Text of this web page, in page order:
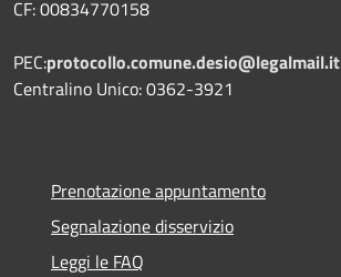
CF: 00834770158
PEC:protocollo.comune.desio@legalmail.it
Centralino Unico: 0362-3921
Prenotazione appuntamento
Segnalazione disservizio
Leggi le FAQ